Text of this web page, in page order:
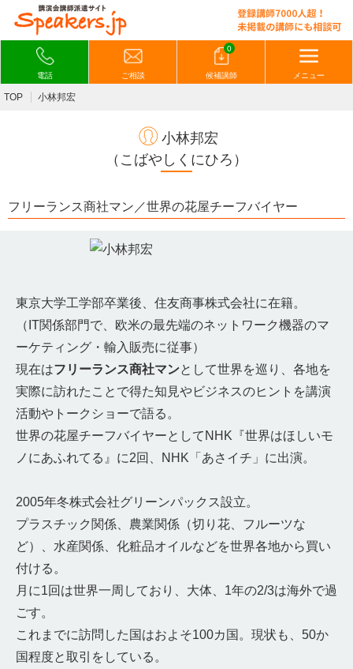
電話 ご相談
0
候補講師 メニュー
TOP 小林邦宏
小林邦宏
（こばやしくにひろ）
フリーランス商社マン／世界の花屋チーフバイヤー
東京大学工学部卒業後、 住友商事株式会社に在籍。
（IT関係部門で、欧米の最先端のネットワーク機器のマ
ーケティング・輸入販売に従事）
現在はフリーランス商社マンとして世界を巡り、各地を
実際に訪れたことで得た知見やビジネスのヒントを講演
活動やトークショーで語る。
世界の花屋チーフバイヤーとしてNHK『世界はほしいモ
ノにあふれてる』に2回、NHK「あさイチ」に出演。
2005年冬株式会社グリーンパックス設立。
プラスチック関係、農業関係（切り花、フルーツな
ど）、水産関係、化粧品オイルなどを世界各地から買い
付ける。
月に1回は世界一周しており、大体、1年の2/3は海外で過
ごす。
これまでに訪問した国はおよそ100カ国。現状も、50か
国程度と取引をしている。